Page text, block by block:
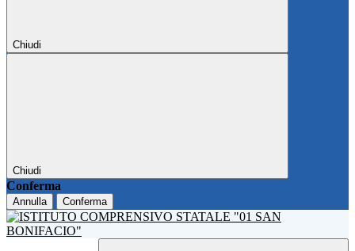
Chiudi
Chiudi
Conferma
Annulla Conferma